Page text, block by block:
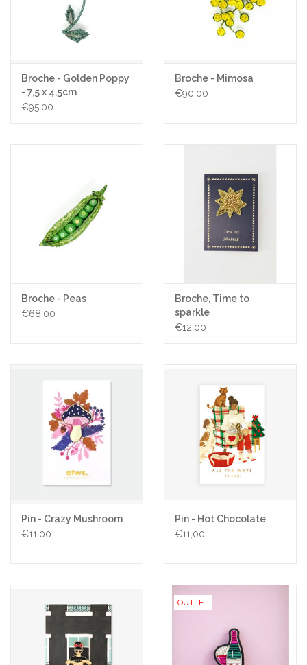
Broche - Golden Poppy
- 7,5 x 4,5cm
€95,00
Broche - Mimosa
€90,00
Broche - Peas
€68,00
Broche, Time to
sparkle
€12,00
Pin - Crazy Mushroom
€11,00
Pin - Hot Chocolate
€11,00
OUTLET